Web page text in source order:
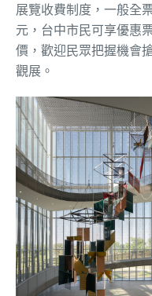
展覽收費制度，一般全
元，台中市民可享優惠
價，歡迎民眾把握機會
觀展。